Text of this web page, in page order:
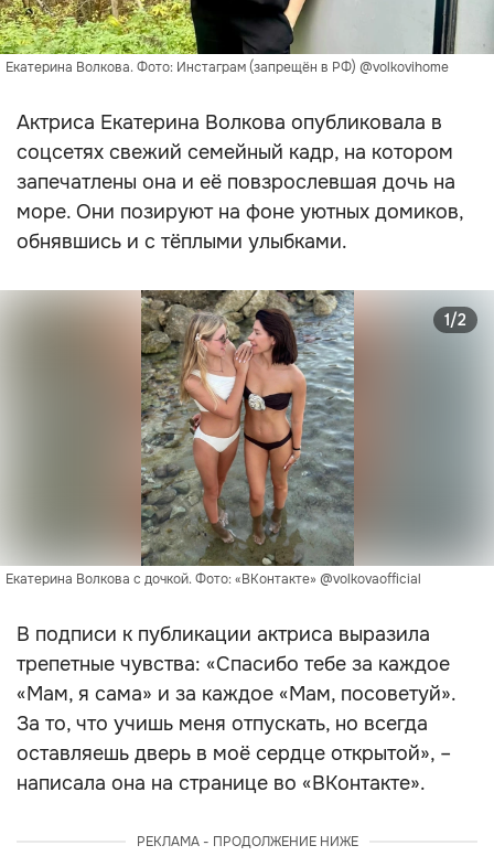
Екатерина Волкова. Фото: Инстаграм (запрещён в РФ) @volkovihome
Актриса Екатерина Волкова опубликовала в
соцсетях свежий семейный кадр, на котором
запечатлены она и её повзрослевшая дочь на
море. Они позируют на фоне уютных домиков,
обнявшись и с тёплыми улыбками.
Екатерина Волкова с дочкой. Фото: «ВКонтакте» @volkovaofficial
1/2
В подписи к публикации актриса выразила
трепетные чувства: «Спасибо тебе за каждое
«Мам, я сама» и за каждое «Мам, посоветуй».
За то, что учишь меня отпускать, но всегда
оставляешь дверь в моё сердце открытой», –
написала она на странице во «ВКонтакте».
РЕКЛАМА - ПРОДОЛЖЕНИЕ НИЖЕ